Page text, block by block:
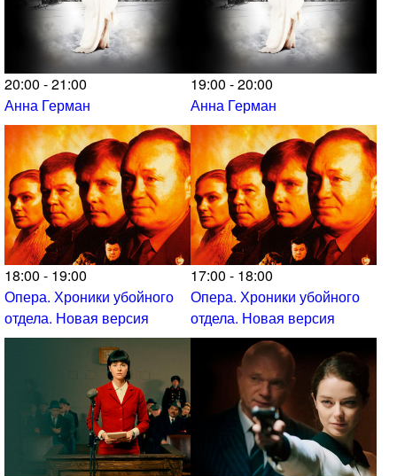
20:00 - 21:00
Анна Герман
19:00 - 20:00
Анна Герман
18:00 - 19:00
Опера. Хроники убойного
отдела. Новая версия
17:00 - 18:00
Опера. Хроники убойного
отдела. Новая версия